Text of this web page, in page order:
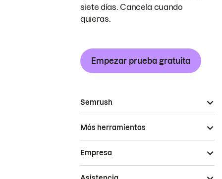
siete días. Cancela cuando
quieras.
Empezar prueba gratuita
Semrush
Más herramientas
Empresa